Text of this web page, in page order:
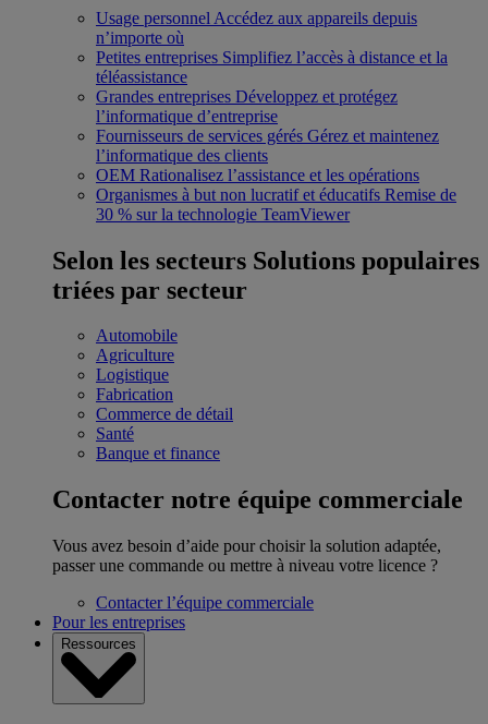
Usage personnel Accédez aux appareils depuis
n’importe où
Petites entreprises Simplifiez l’accès à distance et la
téléassistance
Grandes entreprises Développez et protégez
l’informatique d’entreprise
Fournisseurs de services gérés Gérez et maintenez
l’informatique des clients
OEM Rationalisez l’assistance et les opérations
Organismes à but non lucratif et éducatifs Remise de
30 % sur la technologie TeamViewer
Selon les secteurs Solutions populaires
triées par secteur
Automobile
Agriculture
Logistique
Fabrication
Commerce de détail
Santé
Banque et finance
Contacter notre équipe commerciale
Vous avez besoin d’aide pour choisir la solution adaptée,
passer une commande ou mettre à niveau votre licence ?
Contacter l’équipe commerciale
Pour les entreprises
Ressources